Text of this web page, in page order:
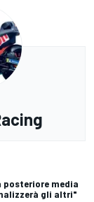
posteriore media
gli altri"